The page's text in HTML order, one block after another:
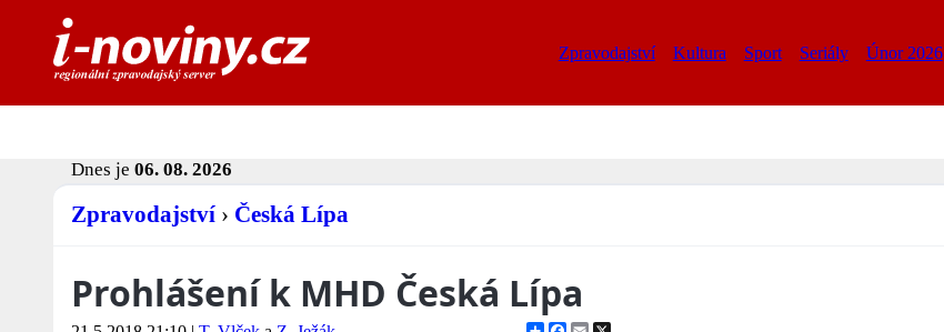
Zpravodajství Kultura Sport Seriály Únor 2026
Dnes je 06. 08. 2026
Zpravodajství › Česká Lípa
Prohlášení k MHD Česká Lípa